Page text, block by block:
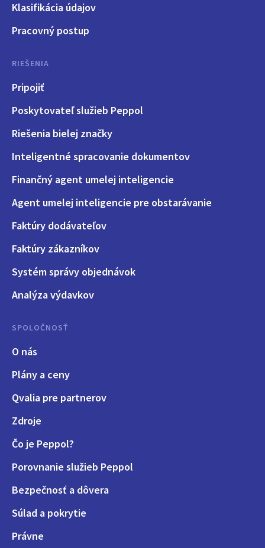
Klasifikácia údajov
Pracovný postup
RIEŠENIA
Pripojiť
Poskytovateľ služieb Peppol
Riešenia bielej značky
Inteligentné spracovanie dokumentov
Finančný agent umelej inteligencie
Agent umelej inteligencie pre obstarávanie
Faktúry dodávateľov
Faktúry zákazníkov
Systém správy objednávok
Analýza výdavkov
SPOLOČNOSŤ
O nás
Plány a ceny
Qvalia pre partnerov
Zdroje
Čo je Peppol?
Porovnanie služieb Peppol
Bezpečnosť a dôvera
Súlad a pokrytie
Právne